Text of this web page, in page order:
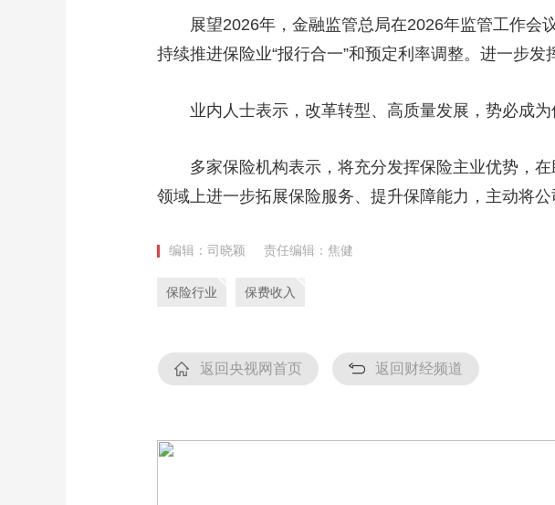
展望2026年，金融监管总局在2026年监管工作会议
持续推进保险业“报行合一”和预定利率调整。进一步发
业内人士表示，改革转型、高质量发展，势必成为
多家保险机构表示，将充分发挥保险主业优势，在
领域上进一步拓展保险服务、提升保障能力，主动将
编辑：司晓颖 责任编辑：焦健
保险行业 保费收入
返回央视网首页 返回财经频道